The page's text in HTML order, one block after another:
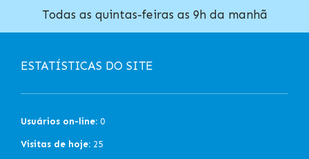
Todas as quintas-feiras as 9h da manhã
ESTATÍSTICAS DO SITE
Usuários on-line: 0
Visitas de hoje: 25